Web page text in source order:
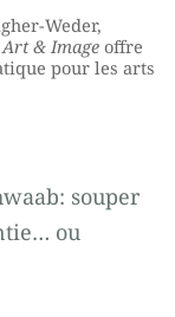
Weder,
Art & Image offre
pour les arts